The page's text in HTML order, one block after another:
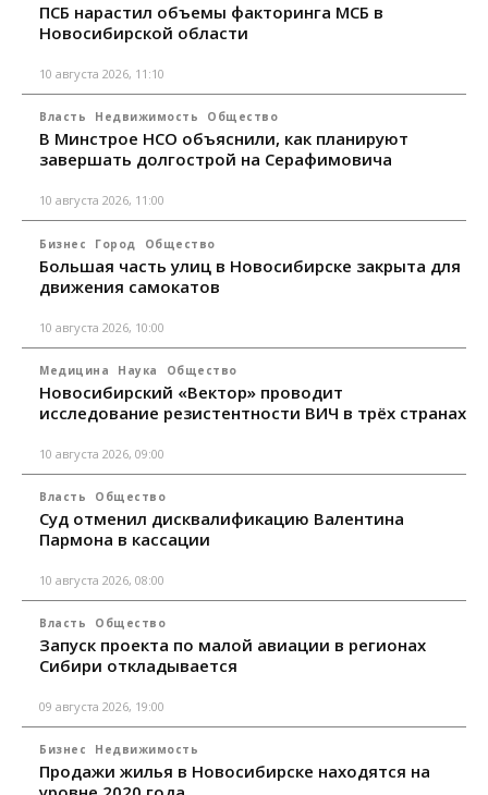
ПСБ нарастил объемы факторинга МСБ в
Новосибирской области
10 августа 2026, 11:10
Власть Недвижимость Общество
В Минстрое НСО объяснили, как планируют
завершать долгострой на Серафимовича
10 августа 2026, 11:00
Бизнес Город Общество
Большая часть улиц в Новосибирске закрыта для
движения самокатов
10 августа 2026, 10:00
Медицина Наука Общество
Новосибирский «Вектор» проводит
исследование резистентности ВИЧ в трёх странах
10 августа 2026, 09:00
Власть Общество
Суд отменил дисквалификацию Валентина
Пармона в кассации
10 августа 2026, 08:00
Власть Общество
Запуск проекта по малой авиации в регионах
Сибири откладывается
09 августа 2026, 19:00
Бизнес Недвижимость
Продажи жилья в Новосибирске находятся на